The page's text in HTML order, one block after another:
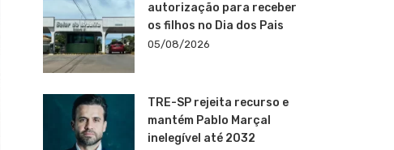
autorização para receber
os filhos no Dia dos Pais
05/08/2026
TRE-SP rejeita recurso e
mantém Pablo Marçal
inelegível até 2032